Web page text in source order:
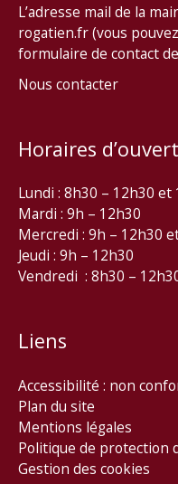
L’adresse mail de la
rogatien.fr (vous
formulaire de contact
Nous contacter
Horaires
Lundi : 8h30 – 12h30 et
Mardi : 9h – 12h30
Mercredi : 9h – 12h30
Jeudi : 9h – 12h30
Vendredi : 8h30 –
Liens
Accessibilité : non
Plan du site
Mentions légales
Politique de protection
Gestion des cookies